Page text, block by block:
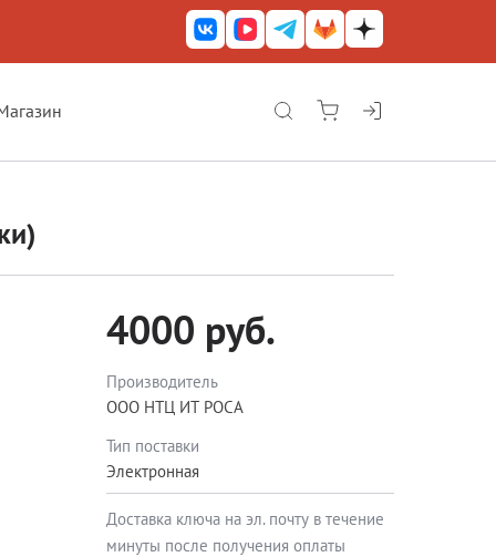
КриптоАРМ ГОСТ
КриптоАРМ Mobile
КриптоАРМ Документы
Решения
4000 руб.
Производитель
ООО НТЦ ИТ РОСА
Тип поставки
Электронная
Доставка ключа на эл. почту в течение
минуты после получения оплаты